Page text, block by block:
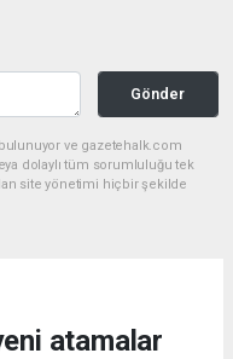
Gönder
ve gazetehalk.com
dolaylı tüm sorumluluğu tek
site yönetimi hiçbir şekilde
atamalar